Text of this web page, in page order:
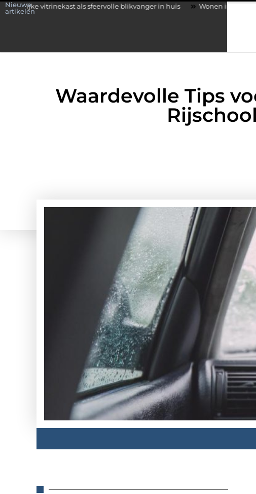
Nieuwe
artikelen
als sfeervolle blikvanger in huis Wonen in een karakteristieke
Waardevolle Tips